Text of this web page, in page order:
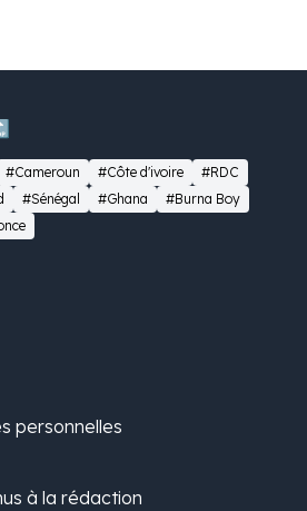
#Cameroun #Côte d'ivoire
#RDC
#Sénégal #Ghana
#Burna Boy
personnelles
à la rédaction